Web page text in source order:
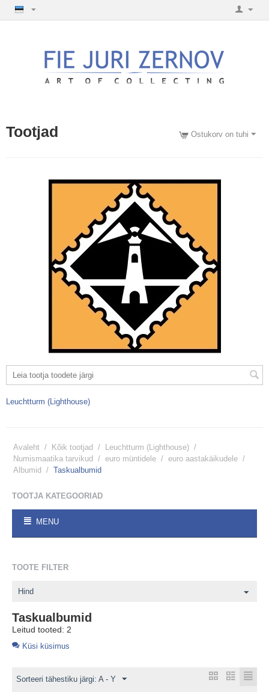
Tootjad Ostukorv on tuhi
Leuchtturm (Lighthouse)
Avaleht / Kõik tootjad / Leuchtturm (Lighthouse) /
Numismaatika tarvikud
/ euro müntidele / euro aastakäikudele /
Albumid
/ Taskualbumid
TOOTJA KATEGOORIAD
MENU
TOOTE FILTER
Hind
Taskualbumid
Leitud tooted: 2
Küsi küsimus
Sorteeri tähestiku järgi: A - Y